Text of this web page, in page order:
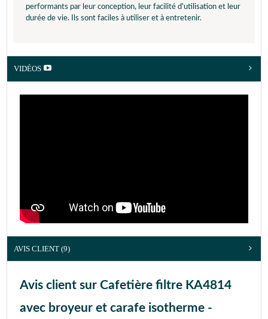
performants par leur conception, leur facilité d'utilisation et leur
durée de vie. Ils sont faciles à utiliser et à entretenir.
VIDÉOS
AVIS CLIENT (9)
Avis client sur Cafetière filtre KA4814
avec broyeur et carafe isotherme -